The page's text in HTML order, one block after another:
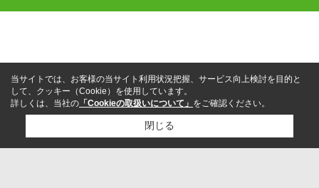
LINEからお問い合わせ
当サイトでは、お客様の当サイト利用状況把握、サービス向上検討を目的と
して、クッキー（Cookie）を使用しています。
詳しくは、当社の 「Cookieの取扱いについて」 をご確認ください。
閉じる